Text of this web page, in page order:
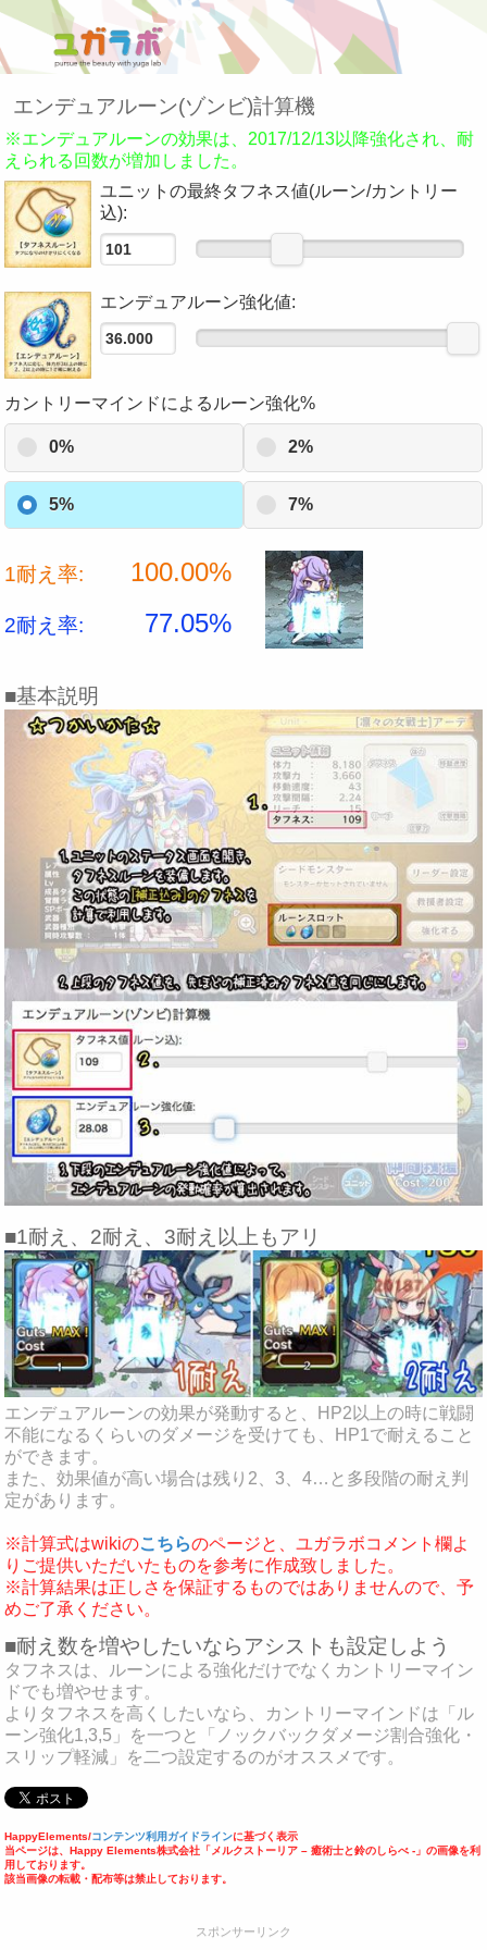
エンデュアルーン(ゾンビ)計算機
※エンデュアルーンの効果は、2017/12/13以降強化され、耐
えられる回数が増加しました。
ユニットの最終タフネス値(ルーン/カントリー
込):
エンデュアルーン強化値:
カントリーマインドによるルーン強化%
0% 2%
5% 7%
1耐え率: 100.00%
2耐え率: 77.05%
■基本説明
■1耐え、2耐え、3耐え以上もアリ
エンデュアルーンの効果が発動すると、HP2以上の時に戦闘
不能になるくらいのダメージを受けても、HP1で耐えること
ができます。
また、効果値が高い場合は残り2、3、4…と多段階の耐え判
定があります。
※計算式はwikiのこちらのページと、ユガラボコメント欄よ
りご提供いただいたものを参考に作成致しました。
※計算結果は正しさを保証するものではありませんので、予
めご了承ください。
■耐え数を増やしたいならアシストも設定しよう
タフネスは、ルーンによる強化だけでなくカントリーマイン
ドでも増やせます。
よりタフネスを高くしたいなら、カントリーマインドは「ル
ーン強化1,3,5」を一つと「ノックバックダメージ割合強化・
スリップ軽減」を二つ設定するのがオススメです。
HappyElements/コンテンツ利用ガイドラインに基づく表示
当ページは、Happy Elements株式会社「メルクストーリア – 癒術士と鈴のしらべ -」の画像を利
用しております。
該当画像の転載・配布等は禁止しております。
スポンサーリンク